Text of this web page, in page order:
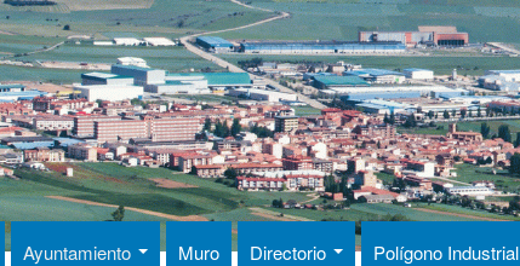
Ayuntamiento Muro Directorio Polígono Industrial